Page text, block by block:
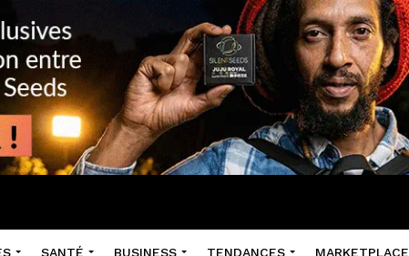
SANTÉ BUSINESS TENDANCES MARKETPLACE